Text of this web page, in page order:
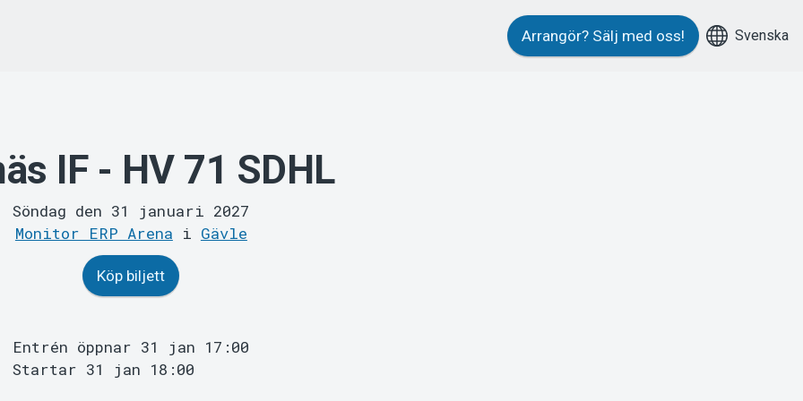
Arrangör? Sälj med oss! Svenska
IF - HV 71 SDHL
Söndag den 31 januari 2027
Monitor ERP Arena i Gävle
Köp biljett
Entrén öppnar 31 jan 17:00
Startar 31 jan 18:00